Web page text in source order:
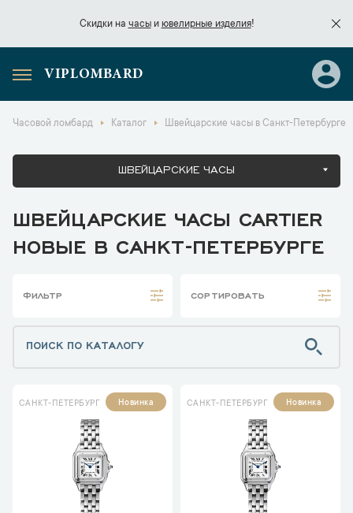
Скидки на часыи ювелирные изделия!
Скидки начасы
VIPLOMBARD
Часовой ломбард Каталог Швейцарские часы в Санкт-Петербурге
ШВЕЙЦАРСКИЕ ЧАСЫ
ШВЕЙЦАРСКИЕ ЧАСЫ CARTIER
НОВЫЕ В САНКТ-ПЕТЕРБУРГЕ
ФИЛЬТР СОРТИРОВАТЬ
САНКТ-ПЕТЕРБУРГ Новинка САНКТ-ПЕТЕРБУРГ Новинка